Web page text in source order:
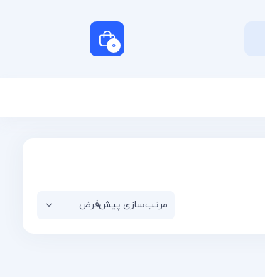
0